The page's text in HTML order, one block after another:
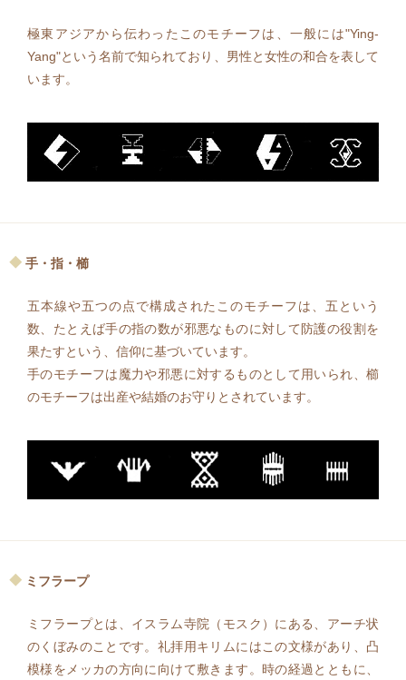
極東アジアから伝わったこのモチーフは、一般には"Ying-
Yang"という名前で知られており、男性と女性の和合を表して
います。
手・指・櫛
五本線や五つの点で構成されたこのモチーフは、五という
数、たとえば手の指の数が邪悪なものに対して防護の役割を
果たすという、信仰に基づいています。
手のモチーフは魔力や邪悪に対するものとして用いられ、櫛
のモチーフは出産や結婚のお守りとされています。
ミフラープ
ミフラープとは、イスラム寺院（モスク）にある、アーチ状
のくぼみのことです。礼拝用キリムにはこの文様があり、凸
模様をメッカの方向に向けて敷きます。時の経過とともに、